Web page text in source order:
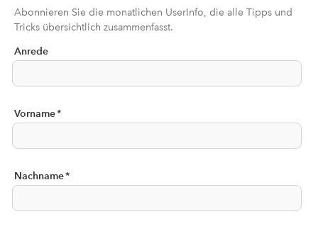
Abonnieren Sie die monatlichen UserInfo, die alle Tipps und
Tricks übersichtlich zusammenfasst.
Anrede
Vorname*
Nachname*